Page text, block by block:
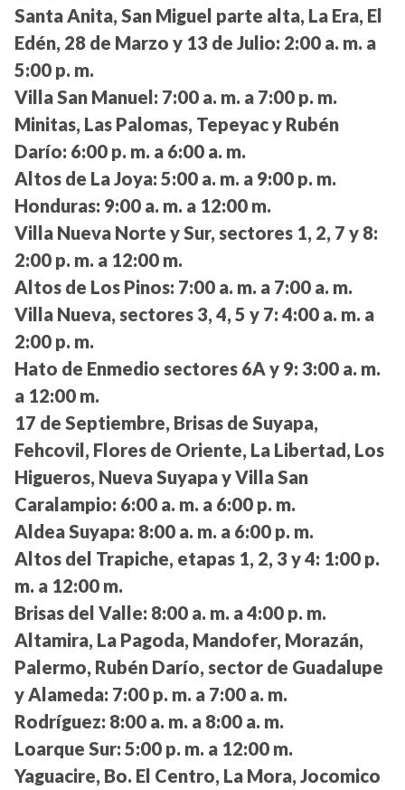
Santa Anita, San Miguel parte alta, La Era, El
Edén, 28 de Marzo y 13 de Julio: 2:00 a. m. a
5:00 p. m.
Villa San Manuel: 7:00 a. m. a 7:00 p. m.
Minitas, Las Palomas, Tepeyac y Rubén
Darío: 6:00 p. m. a 6:00 a. m.
Altos de La Joya: 5:00 a. m. a 9:00 p. m.
Honduras: 9:00 a. m. a 12:00 m.
Villa Nueva Norte y Sur, sectores 1, 2, 7 y 8:
2:00 p. m. a 12:00 m.
Altos de Los Pinos: 7:00 a. m. a 7:00 a. m.
Villa Nueva, sectores 3, 4, 5 y 7: 4:00 a. m. a
2:00 p. m.
Hato de Enmedio sectores 6A y 9: 3:00 a. m.
a 12:00 m.
17 de Septiembre, Brisas de Suyapa,
Fehcovil, Flores de Oriente, La Libertad, Los
Higueros, Nueva Suyapa y Villa San
Caralampio: 6:00 a. m. a 6:00 p. m.
Aldea Suyapa: 8:00 a. m. a 6:00 p. m.
Altos del Trapiche, etapas 1, 2, 3 y 4: 1:00 p.
m. a 12:00 m.
Brisas del Valle: 8:00 a. m. a 4:00 p. m.
Altamira, La Pagoda, Mandofer, Morazán,
Palermo, Rubén Darío, sector de Guadalupe
y Alameda: 7:00 p. m. a 7:00 a. m.
Rodríguez: 8:00 a. m. a 8:00 a. m.
Loarque Sur: 5:00 p. m. a 12:00 m.
Yaguacire, Bo. El Centro, La Mora, Jocomico